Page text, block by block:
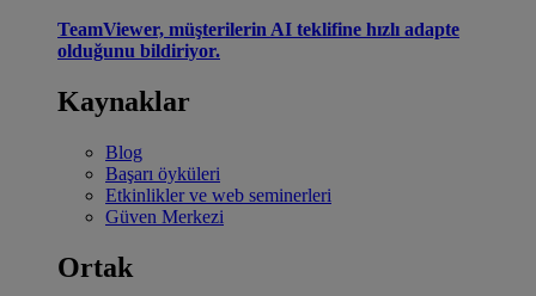
TeamViewer, müşterilerin AI teklifine hızlı adapte
olduğunu bildiriyor.
Kaynaklar
Blog
Başarı öyküleri
Etkinlikler ve web seminerleri
Güven Merkezi
Ortak